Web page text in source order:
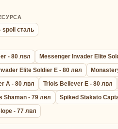
spoil сталь
- 80 лвл
Messenger Invader Elite
Elite Soldier E - 80 лвл
A - 80 лвл
Triols Believer E - 80 лвл
Shaman - 79 лвл
Spiked Stakato
- 77 лвл